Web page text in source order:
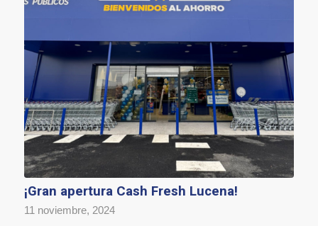
¡Gran apertura Cash Fresh Lucena!
11 noviembre, 2024